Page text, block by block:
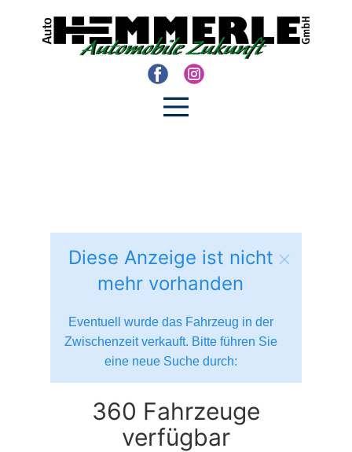
Diese Anzeige ist nicht
mehr vorhanden
Eventuell wurde das Fahrzeug in der
Zwischenzeit verkauft. Bitte führen Sie
eine neue Suche durch:
360 Fahrzeuge
verfügbar